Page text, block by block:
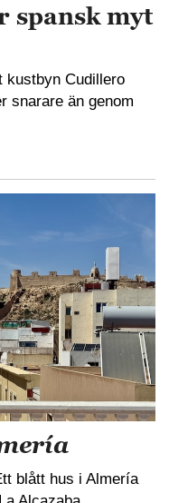
spansk myt
kustbyn Cudillero
snarare än genom
blått hus i Almería